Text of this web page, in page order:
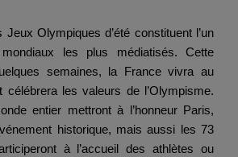
Olympiques d’été constituent l’un
les plus médiatisés. Cette
semaines, la France vivra au
les valeurs de l’Olympisme.
entier mettront à l’honneur Paris,
historique, mais aussi les 73
à l’accueil des athlètes ou